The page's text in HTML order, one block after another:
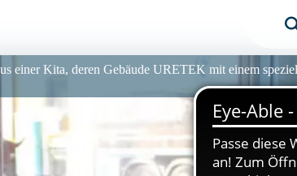
Bitte
einer Kita, deren Gebäude URETEK mit einem